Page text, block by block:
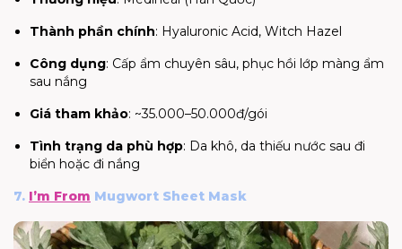
Thành phần chính: Hyaluronic Acid, Witch Hazel
Công dụng: Cấp ẩm chuyên sâu, phục hồi lớp màng ẩm
sau nắng
Giá tham khảo: ~35.000–50.000đ/gói
Tình trạng da phù hợp: Da khô, da thiếu nước sau đi
biển hoặc đi nắng
7. I’m From Mugwort Sheet Mask